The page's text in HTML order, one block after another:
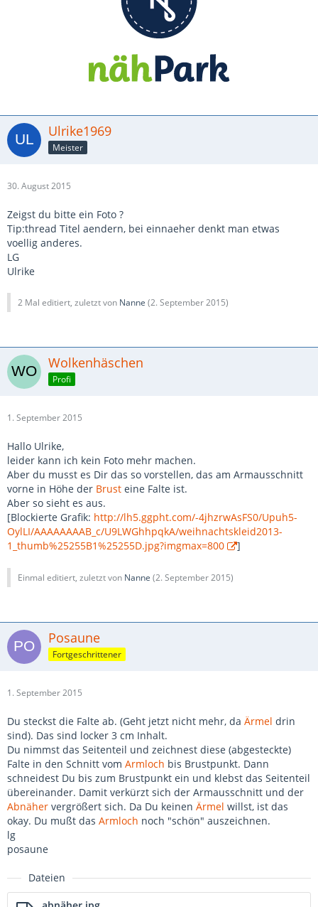
Ulrike1969
Meister
30. August 2015
Zeigst du bitte ein Foto ?
Tip:thread Titel aendern, bei einnaeher denkt man etwas
voellig anderes.
LG
Ulrike
2 Mal editiert, zuletzt von Nanne (2. September 2015)
Wolkenhäschen
Profi
1. September 2015
Hallo Ulrike,
leider kann ich kein Foto mehr machen.
Aber du musst es Dir das so vorstellen, das am Armausschnitt
vorne in Höhe der Brust eine Falte ist.
Aber so sieht es aus.
[Blockierte Grafik: http://lh5.ggpht.com/-4jhzrwAsFS0/Upuh5-
OylLI/AAAAAAAAB_c/U9LWGhhpqkA/weihnachtskleid2013-
1_thumb%25255B1%25255D.jpg?imgmax=800
]
Einmal editiert, zuletzt von Nanne (2. September 2015)
Posaune
Fortgeschrittener
1. September 2015
Du steckst die Falte ab. (Geht jetzt nicht mehr, da Ärmel drin
sind). Das sind locker 3 cm Inhalt.
Du nimmst das Seitenteil und zeichnest diese (abgesteckte)
Falte in den Schnitt vom Armloch bis Brustpunkt. Dann
schneidest Du bis zum Brustpunkt ein und klebst das Seitenteil
übereinander. Damit verkürzt sich der Armausschnitt und der
Abnäher vergrößert sich. Da Du keinen Ärmel willst, ist das
okay. Du mußt das Armloch noch "schön" auszeichnen.
lg
posaune
Dateien